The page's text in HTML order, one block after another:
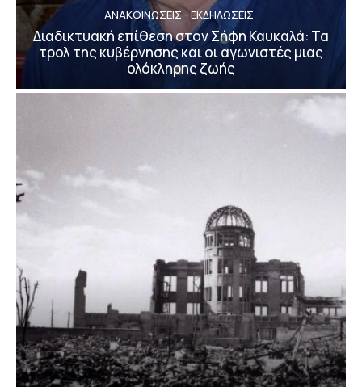
ΑΝΑΚΟΙΝΩΣΕΙΣ - ΕΚΔΗΛΩΣΕΙΣ
Διαδικτυακή επίθεση στον Σήφη Καυκαλά: Τα
τρολ της κυβέρνησης και οι αγωνιστές μιας
ολόκληρης ζωής